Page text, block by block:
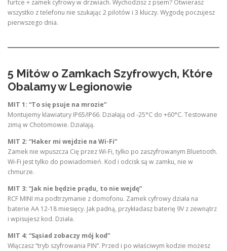
furtce + zamek cyfrowy w drzwiach. Wychodzisz z psem? Otwierasz
wszystko z telefonu nie szukając 2 pilotów i 3 kluczy. Wygodę poczujesz
pierwszego dnia.
5 Mitów o Zamkach Szyfrowych, Które
Obalamy w Legionowie
MIT 1: “To się psuje na mrozie”
Montujemy klawiatury IP65/IP66. Działają od -25°C do +60°C. Testowane
zimą w Chotomowie. Działają.
MIT 2: “Haker mi wejdzie na Wi-Fi”
Zamek nie wpuszcza Cię przez Wi-Fi, tylko po zaszyfrowanym Bluetooth.
Wi-Fi jest tylko do powiadomień. Kod i odcisk są w zamku, nie w
chmurze.
MIT 3: “Jak nie będzie prądu, to nie wejdę”
RCF MINI ma podtrzymanie z domofonu. Zamek cyfrowy działa na
baterie AA 12-18 miesięcy. Jak padną, przykładasz baterię 9V z zewnątrz
i wpisujesz kod. Działa.
MIT 4: “Sąsiad zobaczy mój kod”
Włączasz “tryb szyfrowania PIN”. Przed i po właściwym kodzie możesz